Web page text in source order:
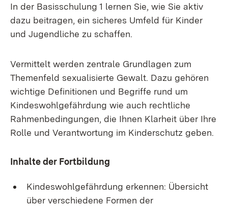
In der Basisschulung 1 lernen Sie, wie Sie aktiv
dazu beitragen, ein sicheres Umfeld für Kinder
und Jugendliche zu schaffen.
Vermittelt werden zentrale Grundlagen zum
Themenfeld sexualisierte Gewalt. Dazu gehören
wichtige Definitionen und Begriffe rund um
Kindeswohlgefährdung wie auch rechtliche
Rahmenbedingungen, die Ihnen Klarheit über Ihre
Rolle und Verantwortung im Kinderschutz geben.
Inhalte der Fortbildung
Kindeswohlgefährdung erkennen: Übersicht
über verschiedene Formen der